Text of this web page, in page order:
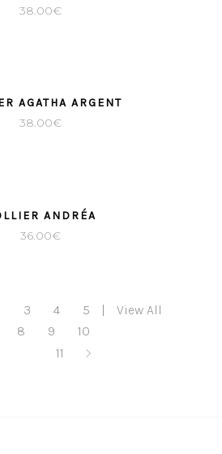
38.00€
AGATHA ARGENT
38.00€
ANDRÉA
36.00€
3 4
5
8 9
10
11
View All